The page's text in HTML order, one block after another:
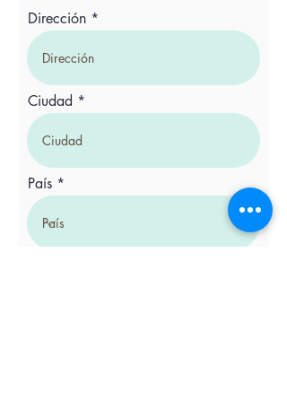
Dirección
Ciudad
País